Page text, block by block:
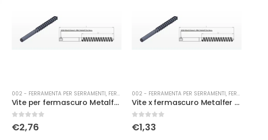
002 - FERRAMENTA PER SERRAMENTI, FERMAPORTE-PARACOLPI
Vite per fermascuro Metalfer 190mm
Su 5
€2,76
002 - FERRAMENTA PER SERRAMENTI, FERMAPORTE-PARACOLPI
Vite x fermascuro Metalfer mod. Zeus 140mm
Su 5
€1,33